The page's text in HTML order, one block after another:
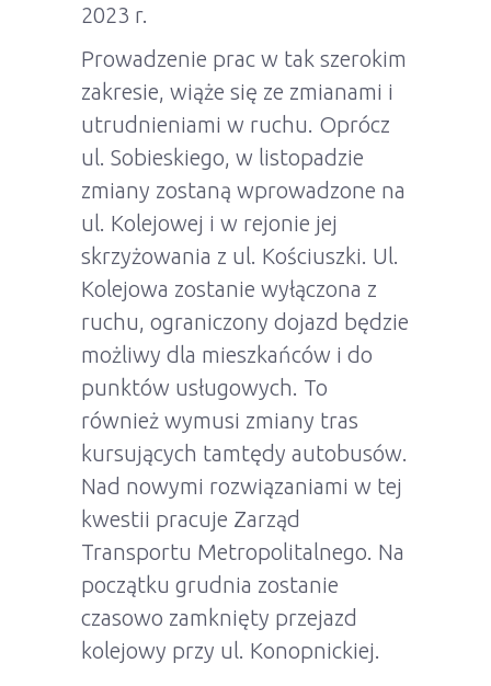
2023 r.
Prowadzenie prac w tak szerokim
zakresie, wiąże się ze zmianami i
utrudnieniami w ruchu. Oprócz
ul. Sobieskiego, w listopadzie
zmiany zostaną wprowadzone na
ul. Kolejowej i w rejonie jej
skrzyżowania z ul. Kościuszki. Ul.
Kolejowa zostanie wyłączona z
ruchu, ograniczony dojazd będzie
możliwy dla mieszkańców i do
punktów usługowych. To
również wymusi zmiany tras
kursujących tamtędy autobusów.
Nad nowymi rozwiązaniami w tej
kwestii pracuje Zarząd
Transportu Metropolitalnego. Na
początku grudnia zostanie
czasowo zamknięty przejazd
kolejowy przy ul. Konopnickiej.